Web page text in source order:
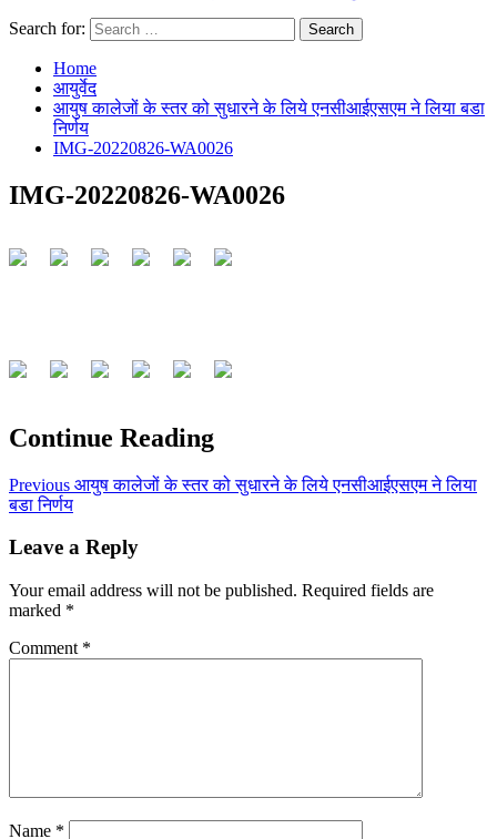
Search for:
Home
आयुर्वेद
आयुष कालेजों के स्तर को सुधारने के लिये एनसीआईएसएम ने लिया बडा
निर्णय
IMG-20220826-WA0026
IMG-20220826-WA0026
Continue Reading
Previous आयुष कालेजों के स्तर को सुधारने के लिये एनसीआईएसएम ने लिया
बडा निर्णय
Leave a Reply
Your email address will not be published. Required fields are
marked *
Comment *
Name *